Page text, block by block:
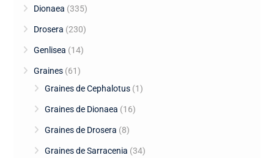
Dionaea (335)
Drosera (230)
Genlisea (14)
Graines (61)
Graines de Cephalotus (1)
Graines de Dionaea (16)
Graines de Drosera (8)
Graines de Sarracenia (34)